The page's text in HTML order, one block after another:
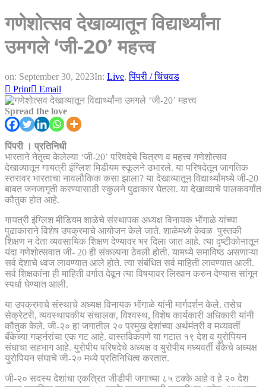
गणेशोत्सव देखाव्यातून विद्यार्थ्यांना
उमगले ‘जी-20’ महत्त्व
on: September 30, 2023In: Live,पिंपरी / चिंचवड
Print
Email
Spread the love
पिंपरी । प्रतिनिधी
भारताने नेतृत्व केलेल्या ‘जी-20’ परिषदेचे चित्रण व महत्त्व गणेशोत्सव
देखाव्यातून गायत्री इंग्लिश मिडीयम स्कूलने उभारले. या परिषदेतून जागतिक
स्तरावर भारताचा नावलौकिक कसा झाला? या देखाव्यातून विद्यार्थ्यांमध्ये जी-20
बाबत जनजागृती करण्यासाठी स्कुलने पुढाकार घेतला. या देखाव्याचे पालकवर्गांत
कौतुक होत आहे.
गायत्री इंग्लिश मीडियम शाळेचे संस्थापक अध्यक्ष विनायक भोंगाळे यांच्या
पुढाकाराने विशेष उपक्रमाचे आयोजन केले जाते. शाळेमध्ये केवळ पुस्तकी
शिक्षण न देता व्यवसायिक शिक्षण देण्यावर भर दिला जात आहे. त्या दृष्टीकोनातून
यंदा गणेशोत्सवात जी- 20 ही संकल्पना ठेवली होती. यामध्ये समाविष्ठ असणाऱ्या
सर्व देशाचे ध्वज लावण्यात आले होते. त्या संबंधित सर्व माहिती लावण्यात आली.
सर्व शिक्षकांना ही माहिती वर्गात देवून त्या विषयावर लिखान करुन देण्यास सांगून
स्पर्धा घेण्यात आली.
या उपक्रमाचे संस्थाचे अध्यक्ष विनायक भोंगाळे यांनी मार्गदर्शन केले. तसेच
सेक्रेटरी, व्यवस्थापकीय संचालक, विश्वस्थ, विशेष कार्यकारी अधिकारी यांनी
कौतुक केले. जी-२० हा जगातील २० प्रमुख देशांच्या अर्थमंत्री व मध्यवर्ती
बँकेच्या गव्हर्नरांचा एक गट आहे. वास्तविकपणे या गटात १९ देश व युरोपियन
संघाचा सहभाग आहे. युरोपीय परिषदेचे अध्यक्ष व युरोपीय मध्यवर्ती बँकेचे अध्यक्ष
युरोपियन संघाचे जी-२० मध्ये प्रतिनिधित्व करतात.
जी-२० सदस्य देशांचा एकत्रित जीडीपी जगाच्या ८५ टक्के आहे व हे २० देश